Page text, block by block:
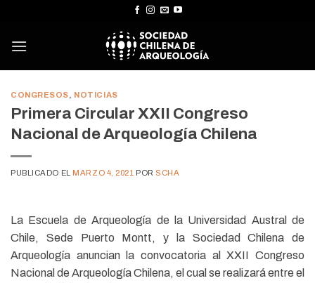
content
CONGRESOS, NOTICIAS
Primera Circular XXII Congreso
Nacional de Arqueología Chilena
PUBLICADO EL MARZO 4, 2021 POR SCHA
La Escuela de Arqueología de la Universidad Austral de
Chile, Sede Puerto Montt, y la Sociedad Chilena de
Arqueología anuncian la convocatoria al XXII Congreso
Nacional de Arqueología Chilena, el cual se realizará entre el